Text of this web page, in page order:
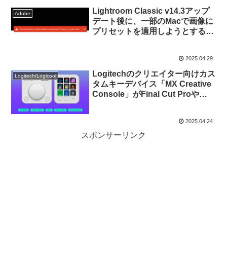
Adobe
Lightroom Classic v14.3アップ
デート後に、一部のMacで画像に
プリセットを適用しようとすると
ーが発生するのが確認されている
ので注意を。
2025.04.29
Logitech/Logicool
Logitechのクリエイター向けカス
タムキーデバイス「MX Creative
Console」がFinal Cut Proや
2025.04.24
スポンサーリンク